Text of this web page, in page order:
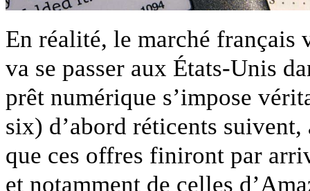
En réalité, le marché français
va se passer aux États-Unis
prêt numérique s’impose
six) d’abord réticents
que ces offres finiront par
et notamment de celles